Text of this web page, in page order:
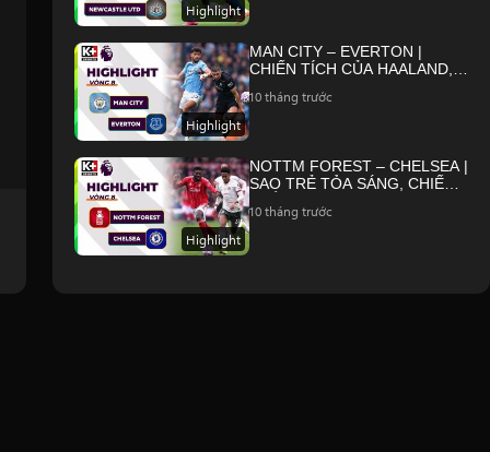
Highlight
Highlight
MAN CITY – EVERTON |
CHIẾN TÍCH CỦA HAALAND,
THẮNG | NGOẠI HẠNG ANH
10 tháng trước
Highlight
NOTTM FOREST – CHELSEA |
SAO TRẺ TỎA SÁNG, CHIẾN
NGOẠI HẠNG ANH 25/26
10 tháng trước